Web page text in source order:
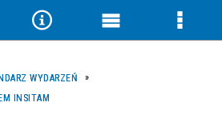
WYDARZEŃ
INSITAM
NarzędziaMenu
Menu